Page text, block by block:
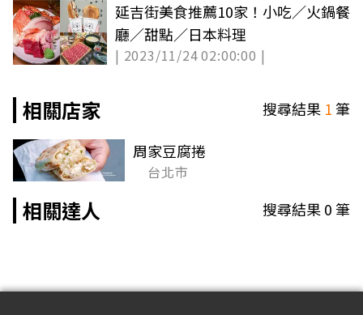
延吉街美食推薦10家！小吃／火鍋餐
廳／甜點／日本料理
| 2023/11/24 02:00:00 |
相關店家 搜尋結果 1筆
周家豆腐捲
台北市
相關達人 搜尋結果0筆